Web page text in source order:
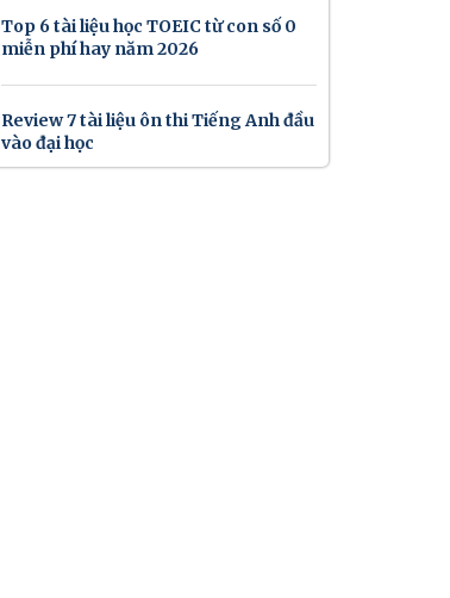
Top 6 tài liệu học TOEIC từ con số 0
miễn phí hay năm 2026
Review 7 tài liệu ôn thi Tiếng Anh đầu
vào đại học